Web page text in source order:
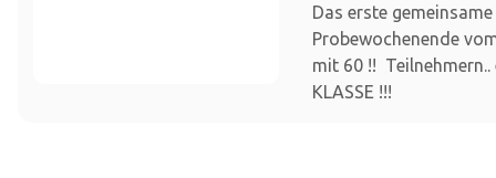
Das erste
Probewochenende
mit 60 !!
KLASSE !!!